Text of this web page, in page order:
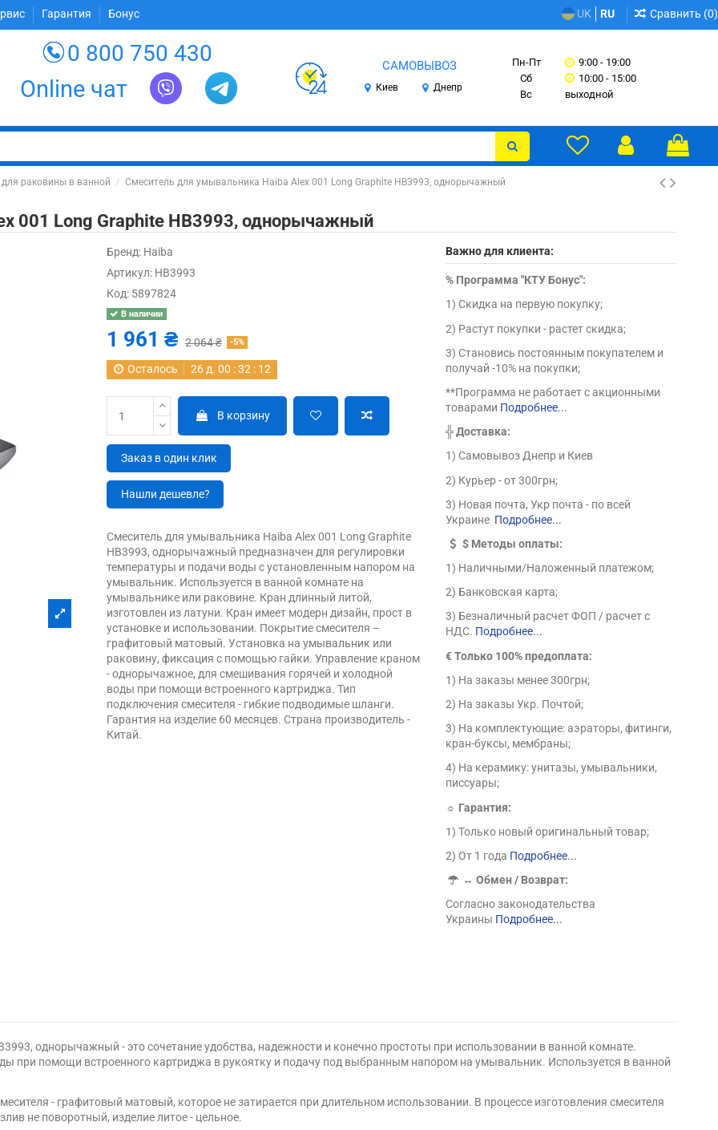
Гарантия Бонус UK RU Сравнить (0)
0 800 750 430
Online чат
САМОВЫВОЗ
Киев Днепр
Пн-Пт
Сб
Вс
9:00 - 19:00
10:00 - 15:00
выходной
раковины в ванной Смеситель для умывальника Haiba Alex 001 Long Graphite HB3993, однорычажный
001 Long Graphite HB3993, однорычажный
Бренд: Haiba
Артикул: HB3993
Код: 5897824
В наличии
1 961 ₴ 2 064 ₴ -5%
Осталось 26д. 00 :32: 12
В корзину
Заказ в один клик
Нашли дешевле?
Смеситель для умывальника Haiba Alex 001 Long Graphite
HB3993, однорычажный предназначен для регулировки
температуры и подачи воды с установленным напором на
умывальник. Используется в ванной комнате на
умывальнике или раковине. Кран длинный литой,
изготовлен из латуни. Кран имеет модерн дизайн, прост в
установке и использовании. Покрытие смесителя –
графитовый матовый. Установка на умывальник или
раковину, фиксация с помощью гайки. Управление краном
- однорычажное, для смешивания горячей и холодной
воды при помощи встроенного картриджа. Тип
подключения смесителя - гибкие подводимые шланги.
Гарантия на изделие 60 месяцев. Страна производитель -
Китай.
Важно для клиента:
% Программа "КТУ Бонус":
1) Скидка на первую покупку;
2) Растут покупки - растет скидка;
3) Становись постоянным покупателем и
получай -10% на покупки;
**Программа не работает с акционными
товарами Подробнее...
╬Доставка:
1) Самовывоз Днепр и Киев
2) Курьер - от 300грн;
3) Новая почта, Укр почта - по всей
Украине Подробнее...
$ Методы оплаты:
1) Наличными/Наложенный платежом;
2) Банковская карта;
3) Безналичный расчет ФОП / расчет с
НДС. Подробнее...
€ Только 100% предоплата:
1) На заказы менее 300грн;
2) На заказы Укр. Почтой;
3) На комплектующие: аэраторы, фитинги,
кран-буксы, мембраны;
4) На керамику: унитазы, умывальники,
писсуары;
☼ Гарантия:
1) Только новый оригинальный товар;
2) От 1 года Подробнее...
↔Обмен / Возврат:
Согласно законодательства
Украины Подробнее...
однорычажный - это сочетание удобства, надежности и конечно простоты при использовании в ванной комнате.
при помощи встроенного картриджа в рукоятку и подачу под выбранным напором на умывальник. Используется в ванной
- графитовый матовый, которое не затирается при длительном использовании. В процессе изготовления смесителя
не поворотный, изделие литое - цельное.